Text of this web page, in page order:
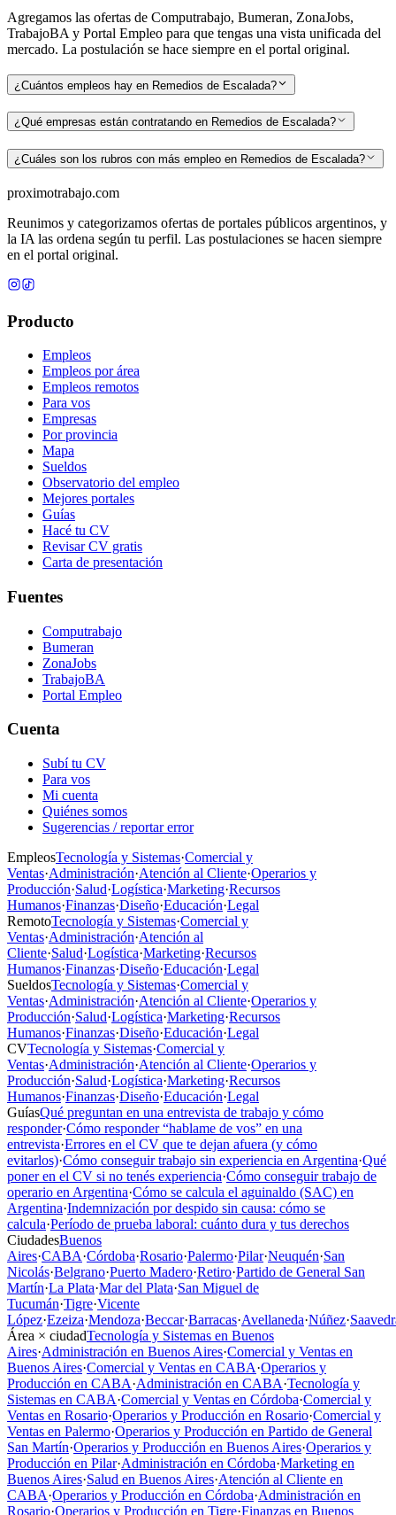
Agregamos las ofertas de Computrabajo, Bumeran, ZonaJobs,
TrabajoBA y Portal Empleo para que tengas una vista unificada del
mercado. La postulación se hace siempre en el portal original.
¿Cuántos empleos hay en Remedios de Escalada?
¿Qué empresas están contratando en Remedios de Escalada?
¿Cuáles son los rubros con más empleo en Remedios de Escalada?
proximotrabajo.com
Reunimos y categorizamos ofertas de portales públicos argentinos, y
la IA las ordena según tu perfil. Las postulaciones se hacen siempre
en el portal original.
Producto
Empleos
Empleos por área
Empleos remotos
Para vos
Empresas
Por provincia
Mapa
Sueldos
Observatorio del empleo
Mejores portales
Guías
Hacé tu CV
Revisar CV gratis
Carta de presentación
Fuentes
Computrabajo
Bumeran
ZonaJobs
TrabajoBA
Portal Empleo
Cuenta
Subí tu CV
Para vos
Mi cuenta
Quiénes somos
Sugerencias / reportar error
EmpleosTecnología y Sistemas·Comercial y
Ventas·Administración·Atención al Cliente·Operarios y
Producción·Salud·Logística·Marketing·Recursos
Humanos·Finanzas·Diseño·Educación·Legal
RemotoTecnología y Sistemas·Comercial y
Ventas·Administración·Atención al
Cliente·Salud·Logística·Marketing·Recursos
Humanos·Finanzas·Diseño·Educación·Legal
SueldosTecnología y Sistemas·Comercial y
Ventas·Administración·Atención al Cliente·Operarios y
Producción·Salud·Logística·Marketing·Recursos
Humanos·Finanzas·Diseño·Educación·Legal
CVTecnología y Sistemas·Comercial y
Ventas·Administración·Atención al Cliente·Operarios y
Producción·Salud·Logística·Marketing·Recursos
Humanos·Finanzas·Diseño·Educación·Legal
GuíasQué preguntan en una entrevista de trabajo y cómo
responder·Cómo responder “hablame de vos” en una
entrevista·Errores en el CV que te dejan afuera (y cómo
evitarlos)·Cómo conseguir trabajo sin experiencia en Argentina·Qué
poner en el CV si no tenés experiencia·Cómo conseguir trabajo de
operario en Argentina·Cómo se calcula el aguinaldo (SAC) en
Argentina·Indemnización por despido sin causa: cómo se
calcula·Período de prueba laboral: cuánto dura y tus derechos
CiudadesBuenos
Aires·CABA·Córdoba·Rosario·Palermo·Pilar·Neuquén·San
Nicolás·Belgrano·Puerto Madero·Retiro·Partido de General San
Martín·La Plata·Mar del Plata·San Miguel de
Tucumán·Tigre·Vicente
López·Ezeiza·Mendoza·Beccar·Barracas·Avellaneda·Núñez·
Área × ciudadTecnología y Sistemas en Buenos
Aires·Administración en Buenos Aires·Comercial y Ventas en
Buenos Aires·Comercial y Ventas en CABA·Operarios y
Producción en CABA·Administración en CABA·Tecnología y
Sistemas en CABA·Comercial y Ventas en Córdoba·Comercial y
Ventas en Rosario·Operarios y Producción en Rosario·Comercial y
Ventas en Palermo·Operarios y Producción en Partido de General
San Martín·Operarios y Producción en Buenos Aires·Operarios y
Producción en Pilar·Administración en Córdoba·Marketing en
Buenos Aires·Salud en Buenos Aires·Atención al Cliente en
CABA·Operarios y Producción en Córdoba·Administración en
Rosario·Operarios y Producción en Tigre·Finanzas en Buenos